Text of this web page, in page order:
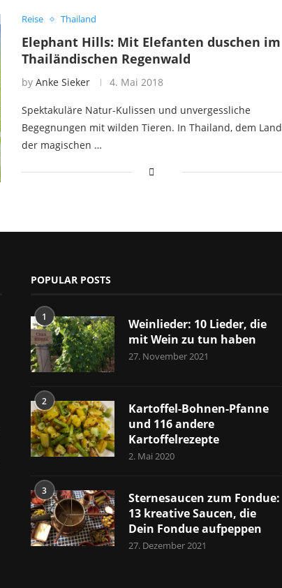
Reise Thailand
Elephant Hills: Mit Elefanten duschen im
Thailändischen Regenwald
by Anke Sieker 4. Mai 2018
Spektakuläre Natur-Kulissen und unvergessliche
Begegnungen mit wilden Tieren. In Thailand, dem Land
der magischen …
POPULAR POSTS
1
Weinlieder: 10 Lieder, die
mit Wein zu tun haben
27. November 2021
2
Kartoffel-Bohnen-Pfanne
und 116 andere
Kartoffelrezepte
2. Mai 2020
3
Sternesaucen zum Fondue:
13 kreative Saucen, die
Dein Fondue aufpeppen
27. Dezember 2021